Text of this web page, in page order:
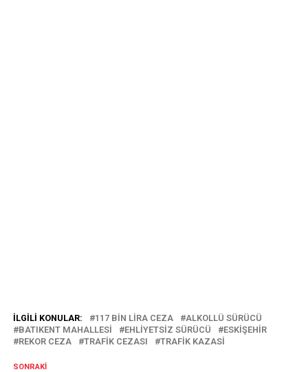
İLGILI KONULAR: 117 BIN LIRA CEZA
ALKOLLÜ SÜRÜCÜ
BATIKENT MAHALLESI
EHLIYETSIZ SÜRÜCÜ
ESKİŞEHİR
REKOR CEZA
TRAFIK CEZASI TRAFİK KAZASİ
SONRAKI